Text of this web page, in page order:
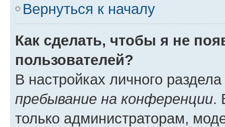
Вернуться к началу
Как сделать, чтобы я не
пользователей?
В настройках личного
пребывание на конференции.
только администраторам,